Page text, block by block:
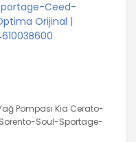
Pompası Kia Cerato-
Sorento-Soul-Sportage-